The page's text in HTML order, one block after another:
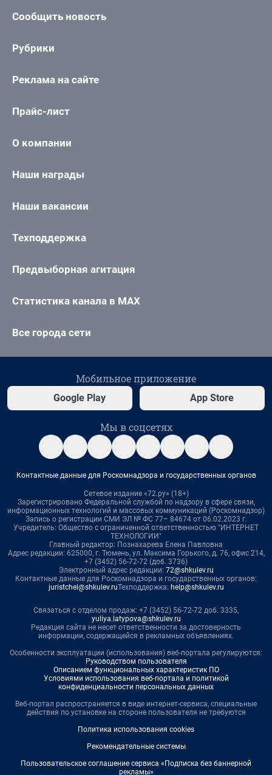
Сообщить новость
Рубрики
Реклама на сайте
Прайс-лист
О компании
Наши награды
Наши вакансии
Техподдержка
Предвыборная агитация
Статистика канала в MAX
Все города сети
Мобильное приложение
Google Play App Store
Мы в соцсетях
Контактные данные для Роскомнадзора и государственных органов
Сетевое издание «72.ру» (18+)
Зарегистрировано Федеральной службой по надзору в сфере связи,
информационных технологий и массовых коммуникаций (Роскомнадзор)
Запись о регистрации СМИ ЭЛ № ФС 77– 84674 от 06.02.2023 г.
Учредитель: Общество с ограниченной ответственностью "ИНТЕРНЕТ
ТЕХНОЛОГИИ"
Главный редактор: Познахарева Елена Павловна
Адрес редакции: 625000, г. Тюмень, ул. Максима Горького, д. 76, офис 214,
+7 (3452) 56-72-72 (доб. 3736)
Электронный адрес редакции: 72@shkulev.ru
Контактные данные для Роскомнадзора и государственных органов:
juristchel@shkulev.ruТехподдержка: help@shkulev.ru
Связаться с отделом продаж: +7 (3452) 56-72-72 доб. 3335,
yuliya.latypova@shkulev.ru
Редакция сайта не несет ответственности за достоверность
информации, содержащейся в рекламных объявлениях.
Особенности эксплуатации (использования) веб-портала регулируются:
Руководством пользователя
Описанием функциональных характеристик ПО
Условиями использования веб-портала и политикой
конфиденциальности персональных данных
Веб-портал распространяется в виде интернет-сервиса, специальные
действия по установке на стороне пользователя не требуются
Политика использования cookies
Рекомендательные системы
Пользовательское соглашение сервиса «Подписка без баннерной
рекламы»